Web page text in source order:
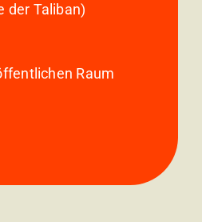
der Taliban)
Raum